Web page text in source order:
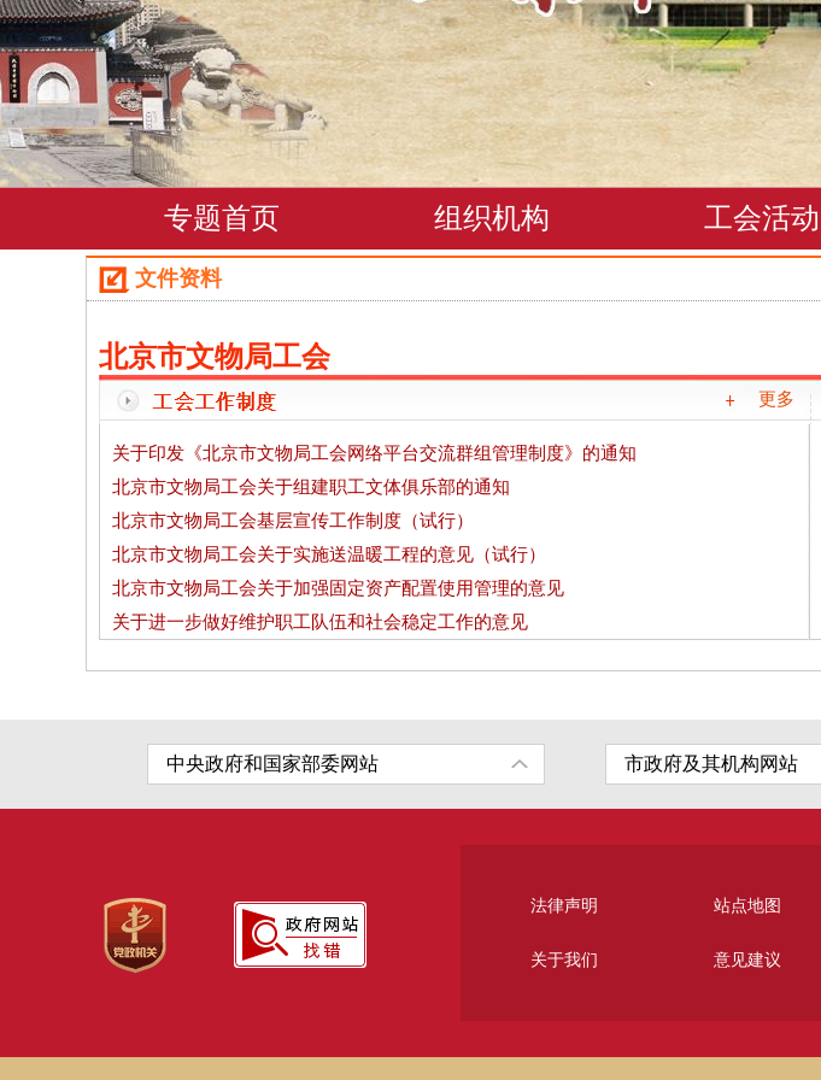
专题首页 组织机构 工会活动
文件资料
北京市文物局工会
更多
关于印发《北京市文物局工会网络平台交流群组管理制度》的通知
北京市文物局工会关于组建职工文体俱乐部的通知
北京市文物局工会基层宣传工作制度（试行）
北京市文物局工会关于实施送温暖工程的意见（试行）
北京市文物局工会关于加强固定资产配置使用管理的意见
关于进一步做好维护职工队伍和社会稳定工作的意见
法律声明 站点地图
关于我们 意见建议